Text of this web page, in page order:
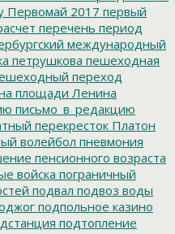
Первомай 2017 первый
перечень период
международный
петрушкова пешеходная
переход
площади Ленина
письмо_в_редакцию
перекресток Платон
волейбол пневмония
пенсионного возраста
войска пограничный
подвал подвоз воды
подпольное казино
подтопление